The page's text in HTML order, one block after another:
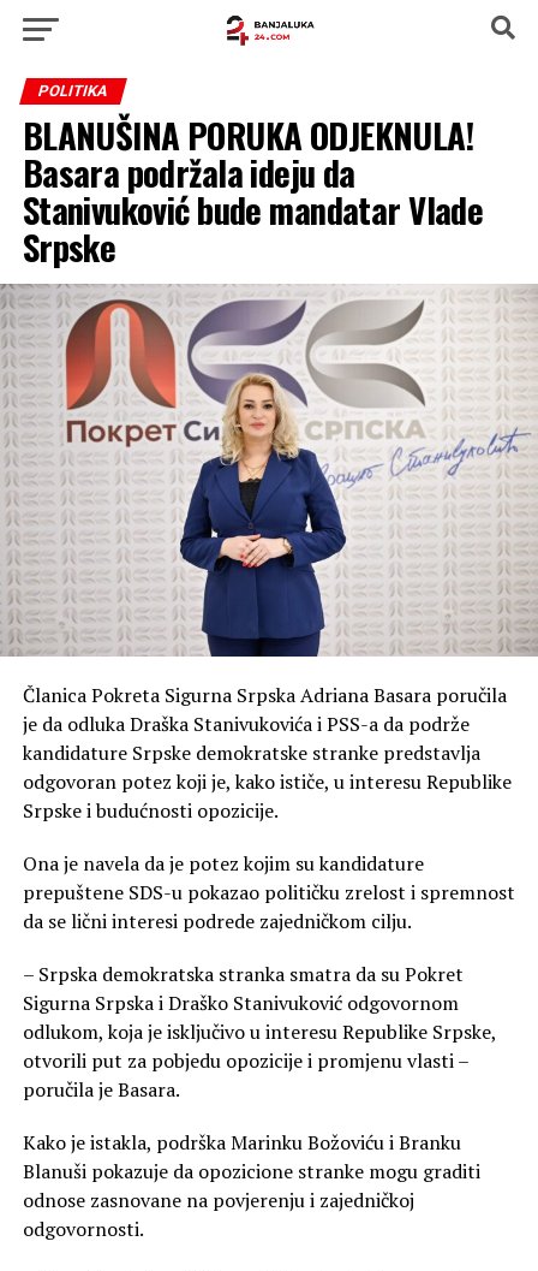
POLITIKA
BLANUŠINA PORUKA ODJEKNULA!
Basara podržala ideju da
Stanivuković bude mandatar Vlade
Srpske
Članica Pokreta Sigurna Srpska Adriana Basara poručila
je da odluka Draška Stanivukovića i PSS-a da podrže
kandidature Srpske demokratske stranke predstavlja
odgovoran potez koji je, kako ističe, u interesu Republike
Srpske i budućnosti opozicije.
Ona je navela da je potez kojim su kandidature
prepuštene SDS-u pokazao političku zrelost i spremnost
da se lični interesi podrede zajedničkom cilju.
– Srpska demokratska stranka smatra da su Pokret
Sigurna Srpska i Draško Stanivuković odgovornom
odlukom, koja je isključivo u interesu Republike Srpske,
otvorili put za pobjedu opozicije i promjenu vlasti –
poručila je Basara.
Kako je istakla, podrška Marinku Božoviću i Branku
Blanuši pokazuje da opozicione stranke mogu graditi
odnose zasnovane na povjerenju i zajedničkoj
odgovornosti.